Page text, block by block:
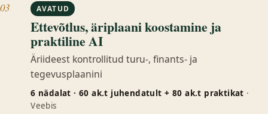
03 AVATUD
Ettevõtlus, äriplaani koostamine ja
praktiline AI
Äriideest kontrollitud turu-, finants- ja
tegevusplaanini
6 nädalat · 60 ak.t juhendatult + 80 ak.t praktikat ·
Veebis